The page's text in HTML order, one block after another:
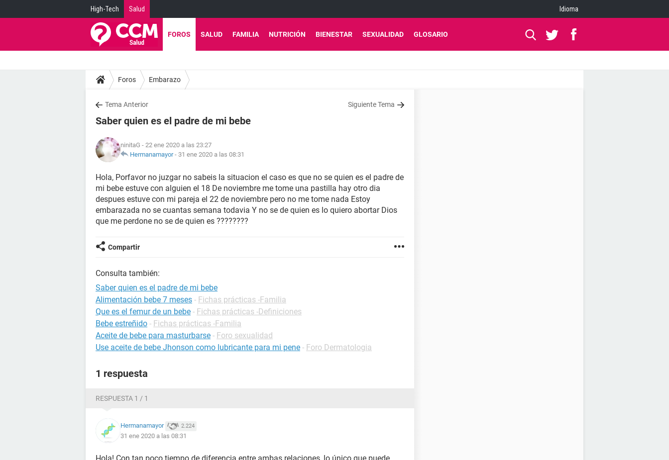
High-Tech Salud Idioma
FOROS SALUD FAMILIA NUTRICIÓN BIENESTAR SEXUALIDAD GLOSARIO
Foros Embarazo
Tema Anterior Siguiente Tema
Saber quien es el padre de mi bebe
ninitaG - 22 ene 2020 a las 23:27
Hermanamayor- 31 ene 2020 a las 08:31
Hola, Porfavor no juzgar no sabeis la situacion el caso es que no se quien es el padre de
mi bebe estuve con alguien el 18 De noviembre me tome una pastilla hay otro dia
despues estuve con mi pareja el 22 de noviembre pero no me tome nada Estoy
embarazada no se cuantas semana todavia Y no se de quien es lo quiero abortar Dios
que me perdone no se de quien es ????????
Compartir
Consulta también:
Saber quien es el padre de mi bebe
Alimentación bebe 7 meses - Fichas prácticas -Familia
Que es el femur de un bebe - Fichas prácticas -Definiciones
Bebe estreñido - Fichas prácticas -Familia
Aceite de bebe para masturbarse - Foro sexualidad
Use aceite de bebe Jhonson como lubricante para mi pene - Foro Dermatologia
1 respuesta
RESPUESTA 1 / 1
Hermanamayor 2.224
31 ene 2020 a las 08:31